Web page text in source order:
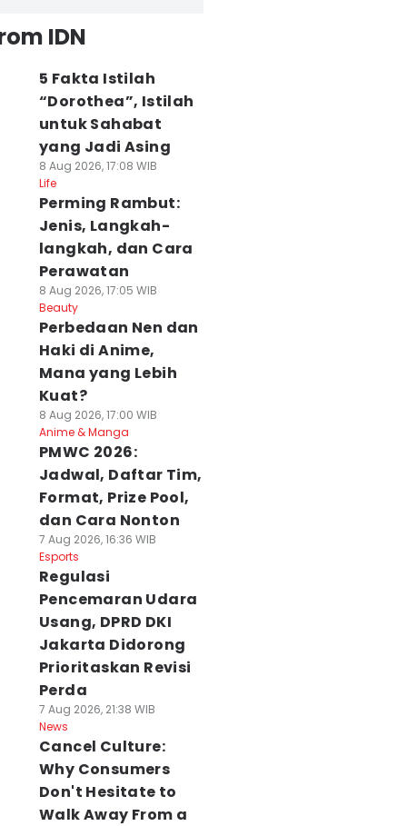
IDN
5 Fakta Istilah
“Dorothea”, Istilah
untuk Sahabat
yang Jadi Asing
8 Aug 2026, 17:08 WIB
Life
Perming Rambut:
Jenis, Langkah-
langkah, dan Cara
Perawatan
8 Aug 2026, 17:05 WIB
Beauty
Perbedaan Nen dan
Haki di Anime,
Mana yang Lebih
Kuat?
8 Aug 2026, 17:00 WIB
Anime & Manga
PMWC 2026:
Jadwal, Daftar Tim,
Format, Prize Pool,
dan Cara Nonton
7 Aug 2026, 16:36 WIB
Esports
Regulasi
Pencemaran Udara
Usang, DPRD DKI
Jakarta Didorong
Prioritaskan Revisi
Perda
7 Aug 2026, 21:38 WIB
News
Cancel Culture:
Why Consumers
Don't Hesitate to
Walk Away From a